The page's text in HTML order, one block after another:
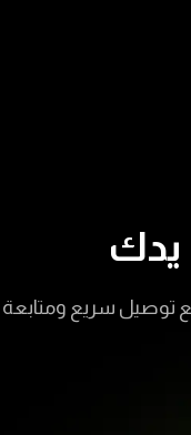
يدك
توصيل سريع ومتابعة